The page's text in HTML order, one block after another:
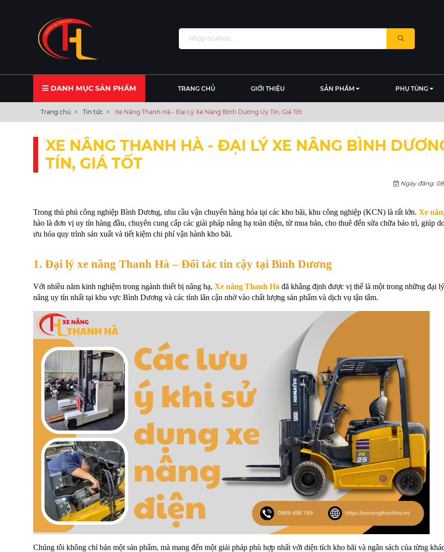
DANH MỤC SẢN PHẨM TRANG CHỦ GIỚI THIỆU SẢN PHẨM PHỤ TÙNG
Trang chủ Tin tức Xe Nâng Thanh Hà - Đại Lý Xe Nâng Bình Dương Uy Tín, Giá Tốt
XE NÂNG THANH HÀ - ĐẠI LÝ XE NÂNG BÌNH
TÍN, GIÁ TỐT
Ngày đăng:
Trong thủ phủ công nghiệp Bình Dương, nhu cầu vận chuyển hàng hóa tại các kho bãi, khu công nghiệp (KCN) là rất lớn. Xe
hào là đơn vị uy tín hàng đầu, chuyên cung cấp các giải pháp nâng hạ toàn diện, từ mua bán, cho thuê đến sửa chữa bảo trì, giúp
ưu hóa quy trình sản xuất và tiết kiệm chi phí vận hành kho bãi.
1. Đại lý xe nâng Thanh Hà – Đối tác tin cậy tại Bình Dương
Với nhiều năm kinh nghiệm trong ngành thiết bị nâng hạ, Xe nâng Thanh Hà đã khẳng định được vị thế là một trong những đại
nâng uy tín nhất tại khu vực Bình Dương và các tỉnh lân cận nhờ vào chất lượng sản phẩm và dịch vụ tận tâm.
Chúng tôi không chỉ bán một sản phẩm, mà mang đến một giải pháp phù hợp nhất với diện tích kho bãi và ngân sách của từng